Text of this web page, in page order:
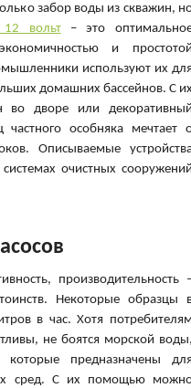
забор воды из скважин,
12 вольт– это
и
используют их
домашних бассейнов. С
дворе или
особняка мечтает
Описываемые
очистных
производительность
Некоторые образцы
в час. Хотя
не боятся морской
предназначены
сред. С их помощью